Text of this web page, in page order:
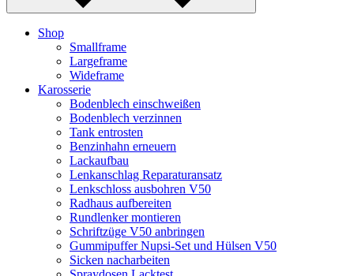
Shop
Smallframe
Largeframe
Wideframe
Karosserie
Bodenblech einschweißen
Bodenblech verzinnen
Tank entrosten
Benzinhahn erneuern
Lackaufbau
Lenkanschlag Reparaturansatz
Lenkschloss ausbohren V50
Radhaus aufbereiten
Rundlenker montieren
Schriftzüge V50 anbringen
Gummipuffer Nupsi-Set und Hülsen V50
Sicken nacharbeiten